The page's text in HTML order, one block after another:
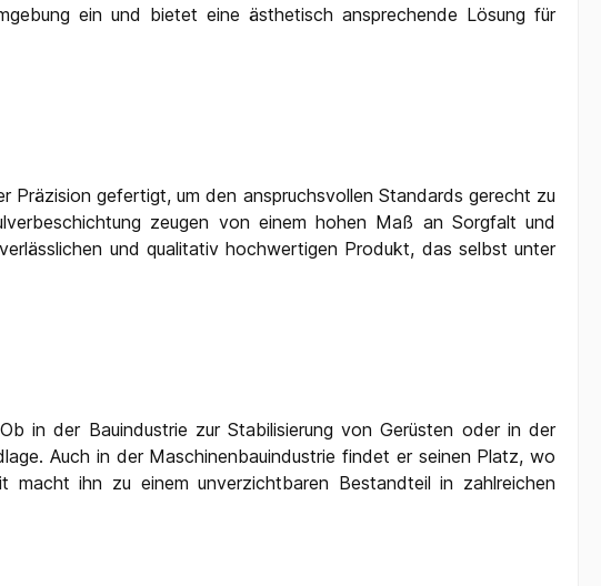
ein und bietet eine ästhetisch ansprechende Lösung für
gefertigt, um den anspruchsvollen Standards gerecht zu
zeugen von einem hohen Maß an Sorgfalt und
und qualitativ hochwertigen Produkt, das selbst unter
in der Bauindustrie zur Stabilisierung von Gerüsten oder in der
Auch in der Maschinenbauindustrie findet er seinen Platz, wo
ihn zu einem unverzichtbaren Bestandteil in zahlreichen